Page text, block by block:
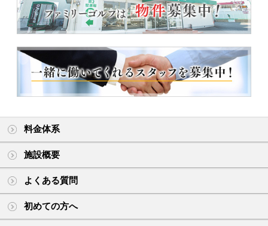
料金体系
施設概要
よくある質問
初めての方へ